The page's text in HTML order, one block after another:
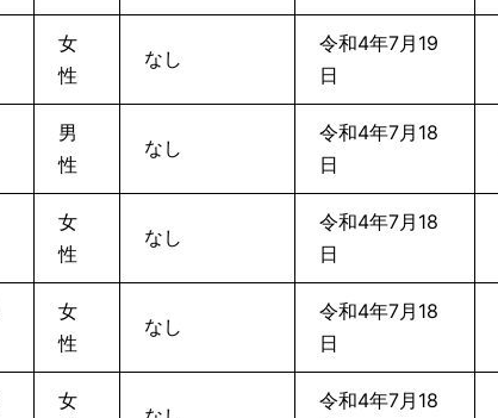
女
性
なし
令和4年7月19
日
男
性
なし
令和4年7月18
日
女
性
なし
令和4年7月18
日
女
性
なし
令和4年7月18
日
女
令和4年7月18